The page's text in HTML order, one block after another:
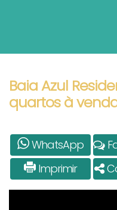
Baia Azul
quartos à
WhatsApp
Imprimir